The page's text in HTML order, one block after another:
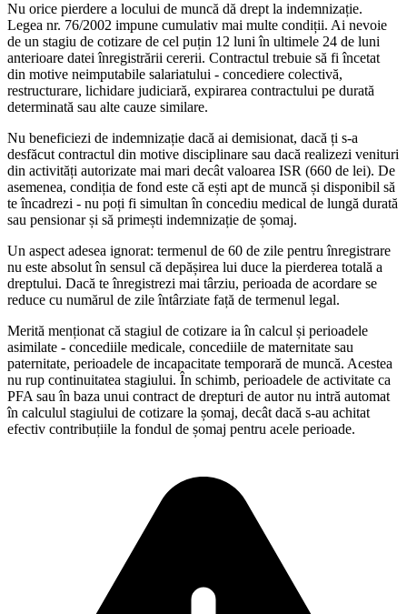
Nu orice pierdere a locului de muncă dă drept la indemnizație.
Legea nr. 76/2002 impune cumulativ mai multe condiții. Ai nevoie
de un stagiu de cotizare de cel puțin 12 luni în ultimele 24 de luni
anterioare datei înregistrării cererii. Contractul trebuie să fi încetat
din motive neimputabile salariatului - concediere colectivă,
restructurare, lichidare judiciară, expirarea contractului pe durată
determinată sau alte cauze similare.
Nu beneficiezi de indemnizație dacă ai demisionat, dacă ți s-a
desfăcut contractul din motive disciplinare sau dacă realizezi venituri
din activități autorizate mai mari decât valoarea ISR (660 de lei). De
asemenea, condiția de fond este că ești apt de muncă și disponibil să
te încadrezi - nu poți fi simultan în concediu medical de lungă durată
sau pensionar și să primești indemnizație de șomaj.
Un aspect adesea ignorat: termenul de 60 de zile pentru înregistrare
nu este absolut în sensul că depășirea lui duce la pierderea totală a
dreptului. Dacă te înregistrezi mai târziu, perioada de acordare se
reduce cu numărul de zile întârziate față de termenul legal.
Merită menționat că stagiul de cotizare ia în calcul și perioadele
asimilate - concediile medicale, concediile de maternitate sau
paternitate, perioadele de incapacitate temporară de muncă. Acestea
nu rup continuitatea stagiului. În schimb, perioadele de activitate ca
PFA sau în baza unui contract de drepturi de autor nu intră automat
în calculul stagiului de cotizare la șomaj, decât dacă s-au achitat
efectiv contribuțiile la fondul de șomaj pentru acele perioade.